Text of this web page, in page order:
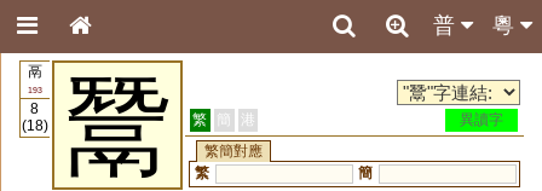
粵
普
鬲
193
8
(18)
鬵 繁 簡 港
異讀字
繁簡對應
繁
簡